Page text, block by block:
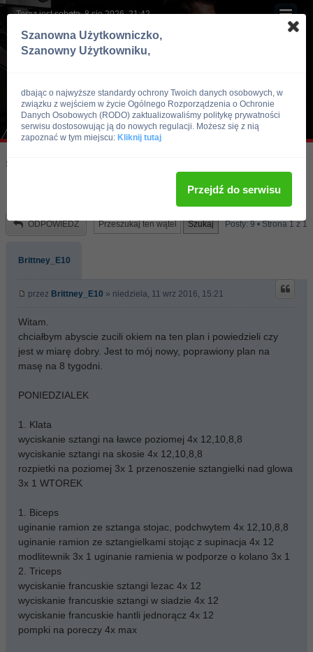
Teraz jest sobota, 8 sie 2026, 21:42
Skocz do:
Prosba o ocene planu na mase
ODPOWIEDZ Posty: 9 • Strona 1 z 1
Brittney_E10
przez Brittney_E10 » niedziela, 11 wrz 2016, 15:21
Witam.
chciałbym abyscie zucili okiem na ten plan i powiedzieli czy
jest w miarę dobry. Jest to mój nowy, poprawiony plan na
masę na 8 tygodni.
PONIEDZIALEK
1. Klata
wyciskanie sztangi na ławce poziomej 4x 12,10,8,8
wyciskanie sztangi na skosie 4x 12,10,8,8
rozpietki na poziomej 3x 1 przenoszenie sztangielki nad glowa
3x 1 WTOREK
1. Biceps
uginanie ramion ze sztanga stojac, podchwytem 4x 12,10,8,8
uginanie ramion ze sztangielkami stojąc z supinacja 4x 12
modlitewnik 3x 1 uginanie ramienia w podporze o kolano 3x 1
2. Triceps
wyciskanie francuskie sztangi lezac 4x 12
wyciskanie francuskie sztangi w siadzie 4x 12
wyciskanie francuskie hantli jednorącz 4x 12
pompki na poreczy 4x max
Szanowna Użytkowniczko,
Szanowny Użytkowniku,
dbając o najwyższe standardy ochrony Twoich danych osobowych, w
związku z wejściem w życie Ogólnego Rozporządzenia o Ochronie
Danych Osobowych (RODO) zaktualizowaliśmy politykę prywatności
serwisu dostosowując ją do nowych regulacji. Możesz się z nią
zapoznać w tym miejscu: Kliknij tutaj
Przejdź do serwisu